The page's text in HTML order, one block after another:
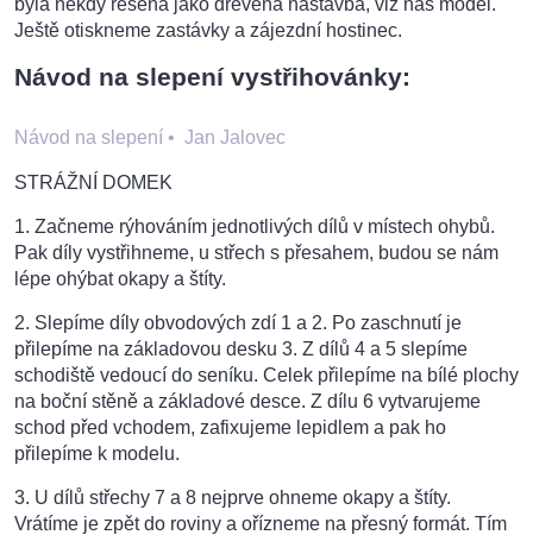
byla někdy řešena jako dřevěná nástavba, viz náš model.
Ještě otiskneme zastávky a zájezdní hostinec.
Návod na slepení vystřihovánky:
Návod na slepení • Jan Jalovec
STRÁŽNÍ DOMEK
1. Začneme rýhováním jednotlivých dílů v místech ohybů.
Pak díly vystřihneme, u střech s přesahem, budou se nám
lépe ohýbat okapy a štíty.
2. Slepíme díly obvodových zdí 1 a 2. Po zaschnutí je
přilepíme na základovou desku 3. Z dílů 4 a 5 slepíme
schodiště vedoucí do seníku. Celek přilepíme na bílé plochy
na boční stěně a základové desce. Z dílu 6 vytvarujeme
schod před vchodem, zafixujeme lepidlem a pak ho
přilepíme k modelu.
3. U dílů střechy 7 a 8 nejprve ohneme okapy a štíty.
Vrátíme je zpět do roviny a ořízneme na přesný formát. Tím